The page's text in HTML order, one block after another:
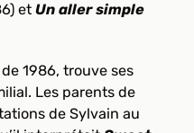
etUn aller simple
1986, trouve ses
Les parents de
de Sylvain au